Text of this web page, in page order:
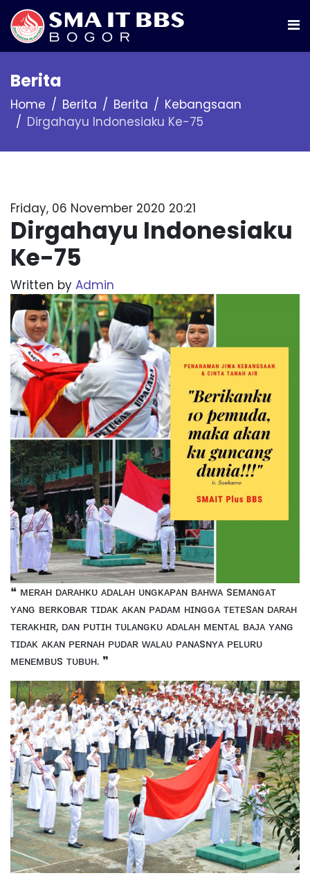
Berita
Home Berita Berita
Kebangsaan
Dirgahayu Indonesiaku Ke-75
Friday, 06 November 2020 20:21
Dirgahayu Indonesiaku
Ke-75
Written by Admin
❝ ᴍᴇʀᴀʜ ᴅᴀʀᴀʜᴋᴜ ᴀᴅᴀʟᴀʜ ᴜɴɢᴋᴀᴘᴀɴ ʙᴀʜᴡᴀ sᴇᴍᴀɴɢᴀᴛ
ʏᴀɴɢ ʙᴇʀᴋᴏʙᴀʀ ᴛɪᴅᴀᴋ ᴀᴋᴀɴ ᴘᴀᴅᴀᴍ ʜɪɴɢɢᴀ ᴛᴇᴛᴇsᴀɴ ᴅᴀʀᴀʜ
ᴛᴇʀᴀᴋʜɪʀ, ᴅᴀɴ ᴘᴜᴛɪʜ ᴛᴜʟᴀɴɢᴋᴜ ᴀᴅᴀʟᴀʜ ᴍᴇɴᴛᴀʟ ʙᴀᴊᴀ ʏᴀɴɢ
ᴛɪᴅᴀᴋ ᴀᴋᴀɴ ᴘᴇʀɴᴀʜ ᴘᴜᴅᴀʀ ᴡᴀʟᴀᴜ ᴘᴀɴᴀsɴʏᴀ ᴘᴇʟᴜʀᴜ
ᴍᴇɴᴇᴍʙᴜs ᴛᴜʙᴜʜ. ❞